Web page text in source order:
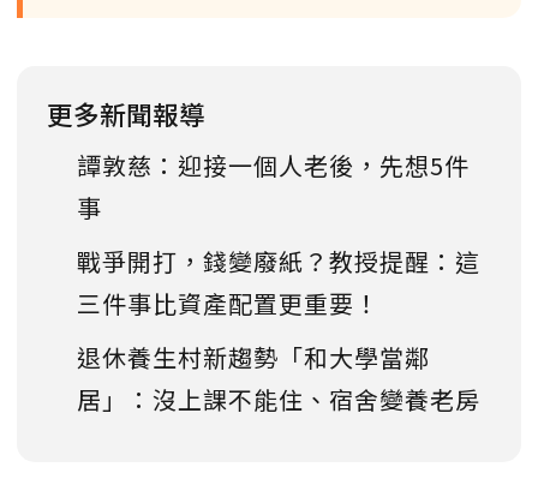
更多新聞報導
譚敦慈：迎接一個人老後，先想5件
事
戰爭開打，錢變廢紙？教授提醒：這
三件事比資產配置更重要！
退休養生村新趨勢「和大學當鄰
居」：沒上課不能住、宿舍變養老房